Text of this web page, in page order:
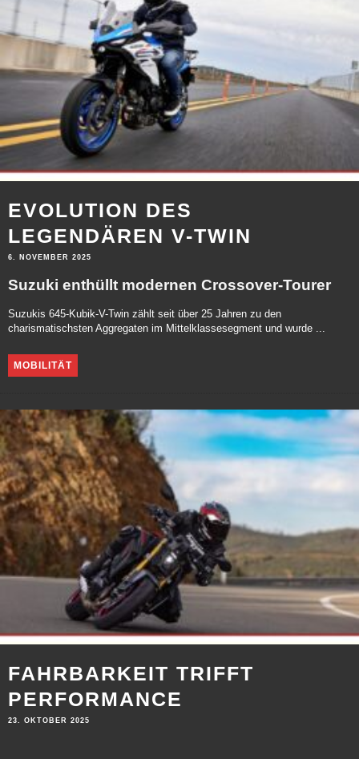
EVOLUTION DES
LEGENDÄREN V-TWIN
6. NOVEMBER 2025
Suzuki enthüllt modernen Crossover-Tourer
Suzukis 645-Kubik-V-Twin zählt seit über 25 Jahren zu den
charismatischsten Aggregaten im Mittelklassesegment und wurde ...
MOBILITÄT
FAHRBARKEIT TRIFFT
PERFORMANCE
23. OKTOBER 2025